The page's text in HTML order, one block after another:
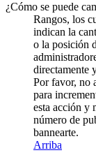
¿Cómo se puede
Rangos, los
indican la
o la posición
directamente
Por favor, no
para
esta acción y
número de
bannearte.
Arriba